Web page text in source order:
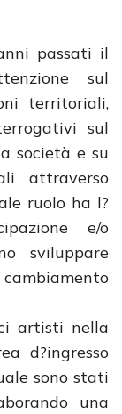
passati il
sul
territoriali,
sul
società e su
attraverso
ruolo ha l?
e/o
sviluppare
artisti nella
d?ingresso
sono stati
una